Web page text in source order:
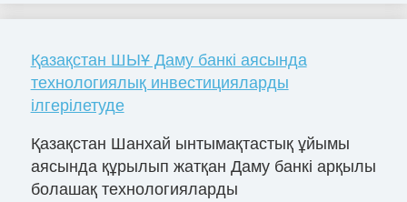
Қазақстан ШЫҰ Даму банкі аясында
технологиялық инвестицияларды
ілгерілетуде
Қазақстан Шанхай ынтымақтастық ұйымы
аясында құрылып жатқан Даму банкі арқылы
болашақ технологияларды